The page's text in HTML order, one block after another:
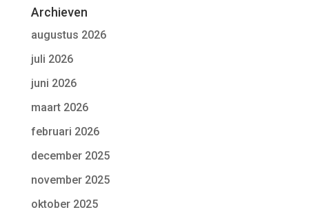
Archieven
augustus 2026
juli 2026
juni 2026
maart 2026
februari 2026
december 2025
november 2025
oktober 2025